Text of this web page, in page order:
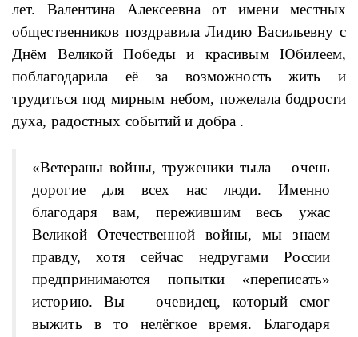
лет. Валентина Алексеевна от имени местных
общественников поздравила Лидию Васильевну с
Днём Великой Победы и красивым Юбилеем,
поблагодарила её за возможность жить и
трудиться под мирным небом, пожелала бодрости
духа, радостных событий и добра .
«Ветераны войны, труженики тыла – очень
дорогие для всех нас люди. Именно
благодаря вам, пережившим весь ужас
Великой Отечественной войны, мы знаем
правду, хотя сейчас недругами России
предпринимаются попытки «переписать»
историю. Вы – очевидец, который смог
выжить в то нелёгкое время. Благодаря